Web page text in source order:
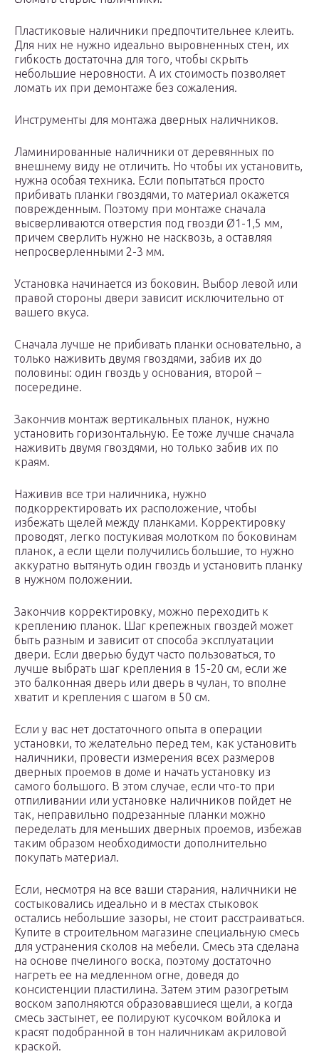
Пластиковые наличники предпочтительнее клеить.
Для них не нужно идеально выровненных стен, их
гибкость достаточна для того, чтобы скрыть
небольшие неровности. А их стоимость позволяет
ломать их при демонтаже без сожаления.
Инструменты для монтажа дверных наличников.
Ламинированные наличники от деревянных по
внешнему виду не отличить. Но чтобы их установить,
нужна особая техника. Если попытаться просто
прибивать планки гвоздями, то материал окажется
поврежденным. Поэтому при монтаже сначала
высверливаются отверстия под гвозди Ø1-1,5 мм,
причем сверлить нужно не насквозь, а оставляя
непросверленными 2-3 мм.
Установка начинается из боковин. Выбор левой или
правой стороны двери зависит исключительно от
вашего вкуса.
Сначала лучше не прибивать планки основательно, а
только наживить двумя гвоздями, забив их до
половины: один гвоздь у основания, второй –
посередине.
Закончив монтаж вертикальных планок, нужно
установить горизонтальную. Ее тоже лучше сначала
наживить двумя гвоздями, но только забив их по
краям.
Наживив все три наличника, нужно
подкорректировать их расположение, чтобы
избежать щелей между планками. Корректировку
проводят, легко постукивая молотком по боковинам
планок, а если щели получились большие, то нужно
аккуратно вытянуть один гвоздь и установить планку
в нужном положении.
Закончив корректировку, можно переходить к
креплению планок. Шаг крепежных гвоздей может
быть разным и зависит от способа эксплуатации
двери. Если дверью будут часто пользоваться, то
лучше выбрать шаг крепления в 15-20 см, если же
это балконная дверь или дверь в чулан, то вполне
хватит и крепления с шагом в 50 см.
Если у вас нет достаточного опыта в операции
установки, то желательно перед тем, как установить
наличники, провести измерения всех размеров
дверных проемов в доме и начать установку из
самого большого. В этом случае, если что-то при
отпиливании или установке наличников пойдет не
так, неправильно подрезанные планки можно
переделать для меньших дверных проемов, избежав
таким образом необходимости дополнительно
покупать материал.
Если, несмотря на все ваши старания, наличники не
состыковались идеально и в местах стыковок
остались небольшие зазоры, не стоит расстраиваться.
Купите в строительном магазине специальную смесь
для устранения сколов на мебели. Смесь эта сделана
на основе пчелиного воска, поэтому достаточно
нагреть ее на медленном огне, доведя до
консистенции пластилина. Затем этим разогретым
воском заполняются образовавшиеся щели, а когда
смесь застынет, ее полируют кусочком войлока и
красят подобранной в тон наличникам акриловой
краской.